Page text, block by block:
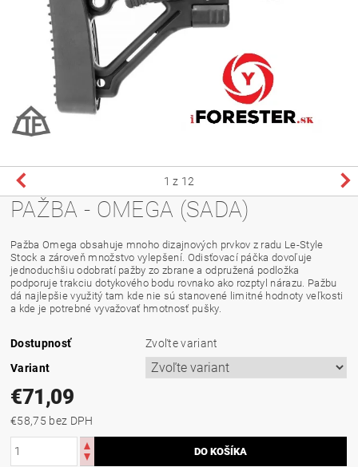
1 z 12
PAŽBA - OMEGA (SADA)
Pažba Omega obsahuje mnoho dizajnových prvkov z radu Le-Style
Stock a zároveň množstvo vylepšení. Odisťovací páčka dovoľuje
jednoduchšiu odobratí pažby zo zbrane a odpružená podložka
podporuje trakciu dotykového bodu rovnako ako rozptyl nárazu. Pažbu
dá najlepšie využitý tam kde nie sú stanovené limitné hodnoty veľkosti
a kde je potrebné vyvažovať hmotnosť pušky.
Dostupnosť
Zvoľte variant
Variant
€71,09
€58,75 bez DPH